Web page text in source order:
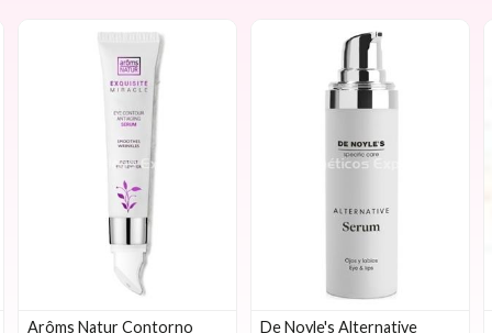
Arôms Natur Contorno
De Noyle's Alternative